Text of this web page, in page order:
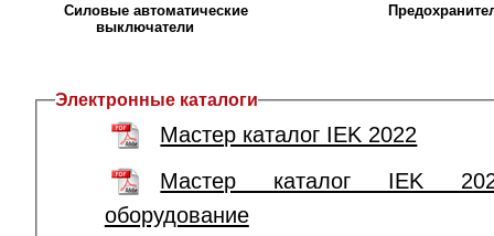
Силовые автоматические
выключатели
Электронные каталоги
Мастер каталог IEK 2022
Мастер каталог IEK
оборудование